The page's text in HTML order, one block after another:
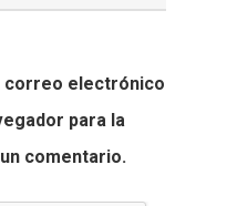
correo electrónico
para la
comentario.